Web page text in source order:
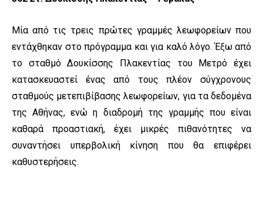
Μία από τις τρεις πρώτες γραμμές λεωφορείων που
εντάχθηκαν στο πρόγραμμα και για καλό λόγο. Έξω από
το σταθμό Δουκίσσης Πλακεντίας του Μετρό έχει
κατασκευαστεί ένας από τους πλέον σύγχρονους
σταθμούς μετεπιβίβασης λεωφορείων, για τα δεδομένα
της Αθήνας, ενώ η διαδρομή της γραμμής που είναι
καθαρά προαστιακή, έχει μικρές πιθανότητες να
συναντήσει υπερβολική κίνηση που θα επιφέρει
καθυστερήσεις.